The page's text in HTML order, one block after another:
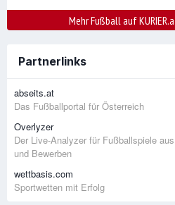
Mehr Fußball auf
Partnerlinks
abseits.at
Das Fußballportal für Österreich
Overlyzer
Der Live-Analyzer für Fußballspiele
und Bewerben
wettbasis.com
Sportwetten mit Erfolg